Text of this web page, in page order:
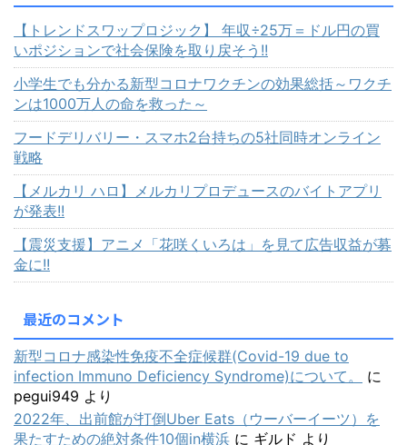
【トレンドスワップロジック】 年収÷25万＝ドル円の買
いポジションで社会保険を取り戻そう!!
小学生でも分かる新型コロナワクチンの効果総括～ワクチ
ンは1000万人の命を救った～
フードデリバリー・スマホ2台持ちの5社同時オンライン
戦略
【メルカリ ハロ】メルカリプロデュースのバイトアプリ
が発表!!
【震災支援】アニメ「花咲くいろは」を見て広告収益が募
金に!!
最近のコメント
新型コロナ感染性免疫不全症候群(Covid-19 due to
infection Immuno Deficiency Syndrome)について。
に
pegui949 より
2022年、出前館が打倒Uber Eats（ウーバーイーツ）を
果たすための絶対条件10個in横浜 に ギルド より